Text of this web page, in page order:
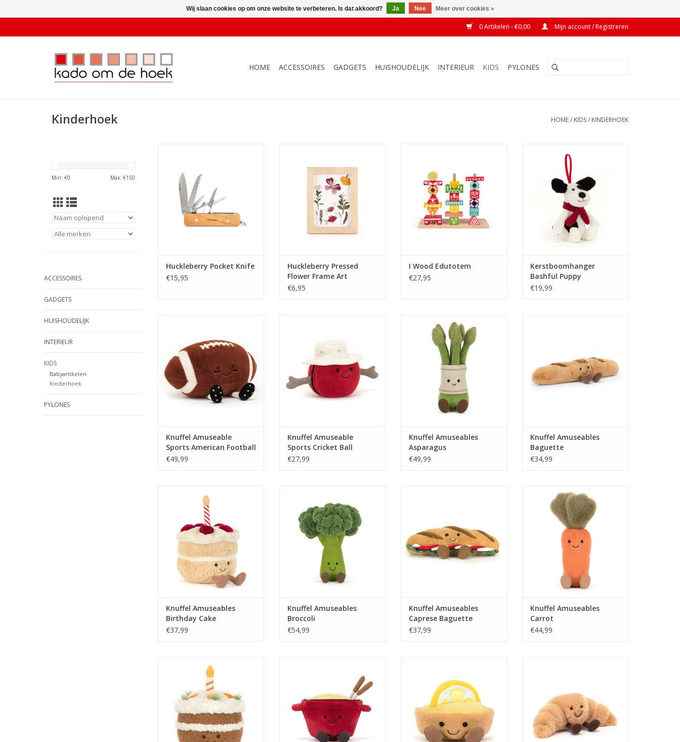
0 Artikelen - €0,00 Mijn account / Registreren
HOME ACCESSOIRES GADGETS HUISHOUDELIJK INTERIEUR KIDS PYLONES
Kinderhoek HOME/ KIDS/ KINDERHOEK
Min: €0 Max: €150
ACCESSOIRES
GADGETS
HUISHOUDELIJK
INTERIEUR
KIDS
Babyartikelen
Kinderhoek
PYLONES
Huckleberry Pocket Knife
€15,95
TOEVOEGEN AAN WINKELWAGEN
Huckleberry Pressed
Flower Frame Art
€6,95
I Wood Edutotem
€27,95
Decoration
TOEVOEGEN AAN WINKELWAGEN
Kerstboomhanger
Bashful Puppy
Decoration
€19,99
TOEVOEGEN AAN WINKELWAGEN
Knuffel Amuseable
Sports American Football
€49,99
TOEVOEGEN AAN WINKELWAGEN
Knuffel Amuseable
Sports Cricket Ball
€27,99
Knuffel Amuseables Asparagus
TOEVOEGEN AAN WINKELWAGEN
Knuffel Amuseables
Asparagus
€49,99
Knuffel Amuseables
Baguette
€34,99
Cake
TOEVOEGEN AAN WINKELWAGEN
Knuffel Amuseables
Birthday Cake
€37,99
TOEVOEGEN AAN WINKELWAGEN
Knuffel Amuseables
Broccoli
€54,99
Knuffel Amuseables
Caprese Baguette
€37,99
Knuffel Amuseables Carrot
TOEVOEGEN AAN WINKELWAGEN
Knuffel Amuseables
Carrot
€44,99
TOEVOEGEN AAN WINKELWAGEN
TOEVOEGEN AAN WINKELWAGEN
TOEVOEGEN AAN WINKELWAGEN
Wij slaan cookies op om onze website te verbeteren. Is dat akkoord? Ja Nee Meer over cookies »